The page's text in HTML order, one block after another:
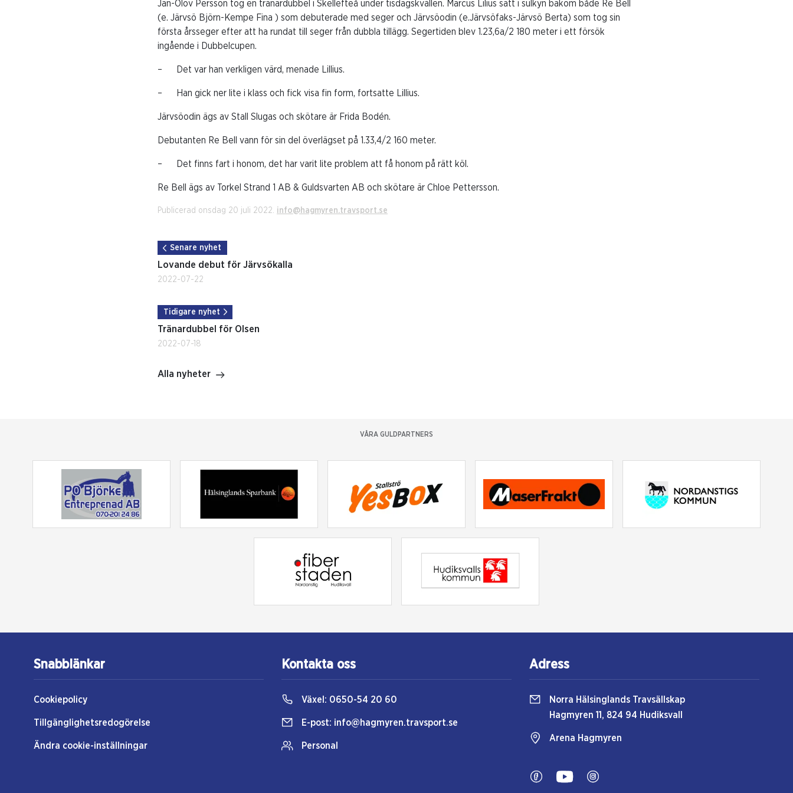
Jan-Olov Persson tog en tränardubbel i Skellefteå under tisdagskvällen. Marcus Lilius satt i sulkyn bakom både Re Bell
(e. Järvsö Björn-Kempe Fina ) som debuterade med seger och Järvsöodin (e.Järvsöfaks-Järvsö Berta) som tog sin
första årsseger efter att ha rundat till seger från dubbla tillägg. Segertiden blev 1.23,6a/2 180 meter i ett försök
ingående i Dubbelcupen.
– Det var han verkligen värd, menade Lillius.
– Han gick ner lite i klass och fick visa fin form, fortsatte Lillius.
Järvsöodin ägs av Stall Slugas och skötare är Frida Bodén.
Debutanten Re Bell vann för sin del överlägset på 1.33,4/2 160 meter.
– Det finns fart i honom, det har varit lite problem att få honom på rätt köl.
Re Bell ägs av Torkel Strand 1 AB & Guldsvarten AB och skötare är Chloe Pettersson.
Publicerad onsdag 20 juli 2022. info@hagmyren.travsport.se
Senare nyhet
Lovande debut för Järvsökalla
2022-07-22
Tidigare nyhet
Tränardubbel för Olsen
2022-07-18
Alla nyheter
VÅRA GULDPARTNERS
Snabblänkar
Cookiepolicy
Tillgänglighetsredogörelse
Ändra cookie-inställningar
Kontakta oss
Växel: 0650-54 20 60
E-post: info@hagmyren.travsport.se
Personal
Adress
Norra Hälsinglands Travsällskap
Hagmyren 11, 824 94 Hudiksvall
Arena Hagmyren